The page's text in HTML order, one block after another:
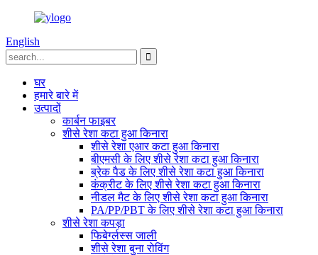
English
घर
हमारे बारे में
उत्पादों
कार्बन फाइबर
शीसे रेशा कटा हुआ किनारा
शीसे रेशा एआर कटा हुआ किनारा
बीएमसी के लिए शीसे रेशा कटा हुआ किनारा
ब्रेक पैड के लिए शीसे रेशा कटा हुआ किनारा
कंक्रीट के लिए शीसे रेशा कटा हुआ किनारा
नीडल मैट के लिए शीसे रेशा कटा हुआ किनारा
PA/PP/PBT के लिए शीसे रेशा कटा हुआ किनारा
शीसे रेशा कपड़ा
फिबेर्ग्लस्स जाली
शीसे रेशा बुना रोविंग